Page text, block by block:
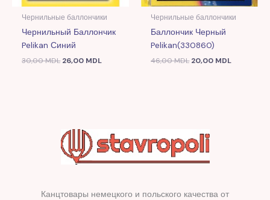
Чернильные баллончики
Чернильный Баллончик
Pelikan Синий
30,00MDL 26,00 MDL
Чернильные баллончики
Баллончик Черный
Pelikan(330860)
46,00MDL 20,00 MDL
Канцтовары немецкого и польского качества от